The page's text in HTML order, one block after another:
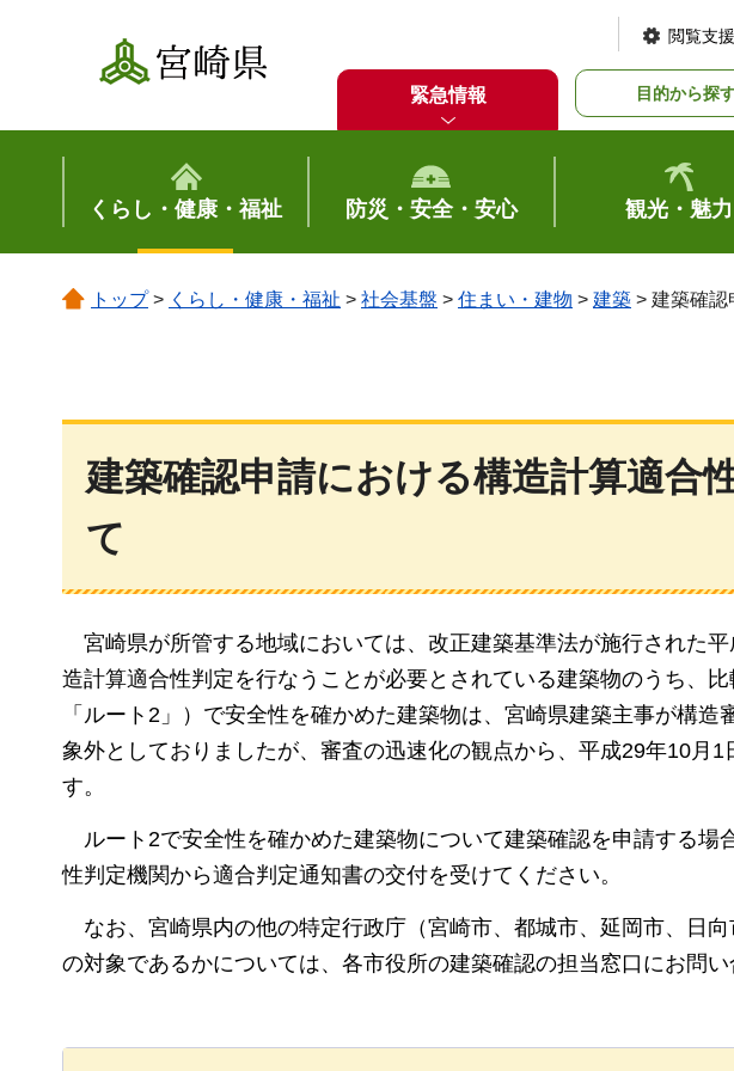
宮崎県
閲覧支
緊急情報 目的から探
くらし・健康・福祉 防災・安全・安心 観光・魅力
トップ> くらし・健康・福祉 > 社会基盤 > 住まい・建物 > 建築 > 建築確認
建築確認申請における構造計算適合
て
宮崎県が所管する地域においては、改正建築基準法が施行された
造計算適合性判定を行なうことが必要とされている建築物のうち、
「ルート2」）で安全性を確かめた建築物は、宮崎県建築主事が構
象外としておりましたが、審査の迅速化の観点から、平成29年10月
す。
ルート 2で安全性を確かめた建築物について建築確認を申請する
性判定機関から適合判定通知書の交付を受けてください。
なお、宮崎県内の他の特定行政庁（宮崎市、都城市、延岡市、日
の対象であるかについては、各市役所の建築確認の担当窓口にお問い